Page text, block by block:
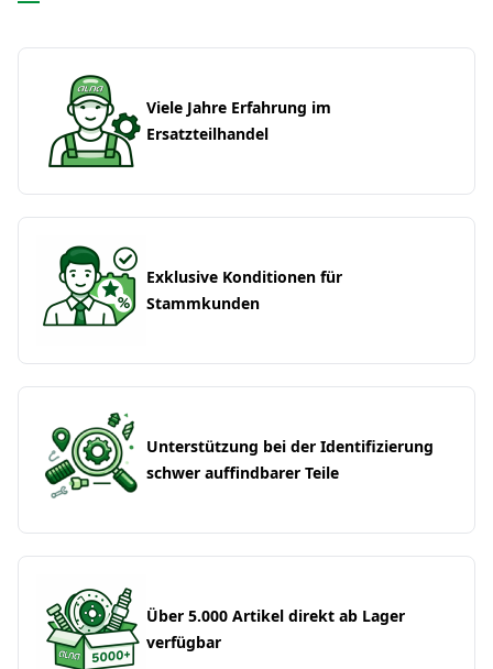
Viele Jahre Erfahrung im
Ersatzteilhandel
Exklusive Konditionen für
Stammkunden
Unterstützung bei der Identifizierung
schwer auffindbarer Teile
Über 5.000 Artikel direkt ab Lager
verfügbar